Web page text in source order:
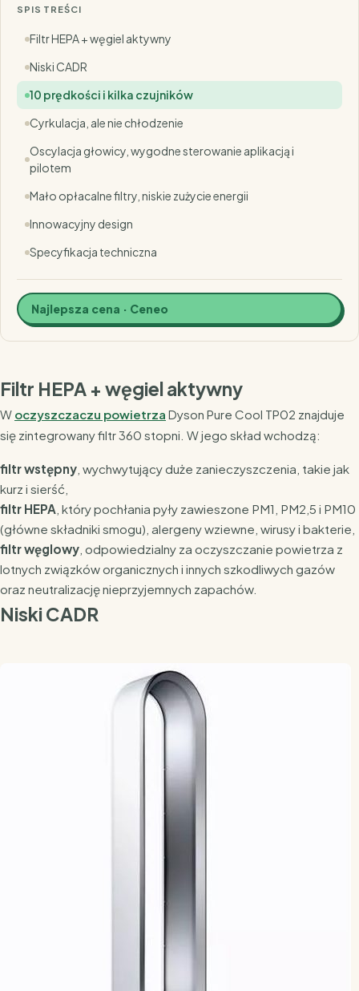
SPIS TREŚCI
Filtr HEPA + węgiel aktywny
Niski CADR
10 prędkości i kilka czujników
Cyrkulacja, ale nie chłodzenie
Oscylacja głowicy, wygodne sterowanie aplikacją i
pilotem
Mało opłacalne filtry, niskie zużycie energii
Innowacyjny design
Specyfikacja techniczna
Najlepsza cena · Ceneo
Filtr HEPA + węgiel aktywny
W oczyszczaczu powietrza Dyson Pure Cool TP02 znajduje
się zintegrowany filtr 360 stopni. W jego skład wchodzą:
filtr wstępny , wychwytujący duże zanieczyszczenia, takie jak
kurz i sierść,
filtr HEPA , który pochłania pyły zawieszone PM1, PM2,5 i PM10
(główne składniki smogu), alergeny wziewne, wirusy i bakterie,
filtr węglowy , odpowiedzialny za oczyszczanie powietrza z
lotnych związków organicznych i innych szkodliwych gazów
oraz neutralizację nieprzyjemnych zapachów.
Niski CADR